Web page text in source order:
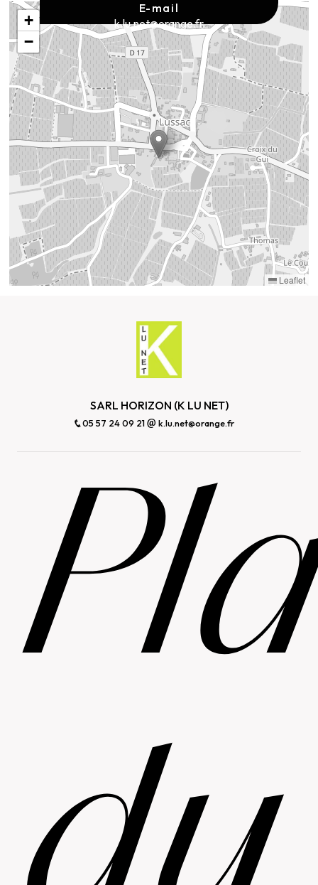
E-mail
k.lu.net@orange.fr
+
−
Leaflet
SARL HORIZON (K LU NET)
05 57 24 09 21 k.lu.net@orange.fr